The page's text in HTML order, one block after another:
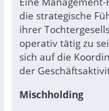
die strategische
ihrer
operativ tätig zu
sich auf die
der
Mischholding